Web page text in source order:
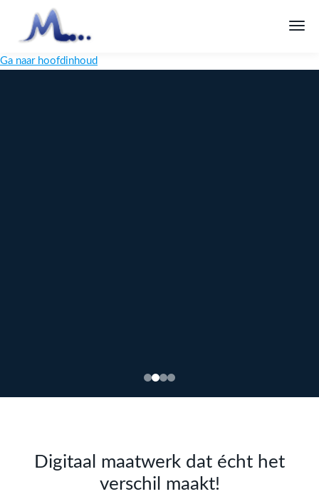
Ga naar hoofdinhoud
de SEO-
audit
Digitaal maatwerk dat écht het
verschil maakt!